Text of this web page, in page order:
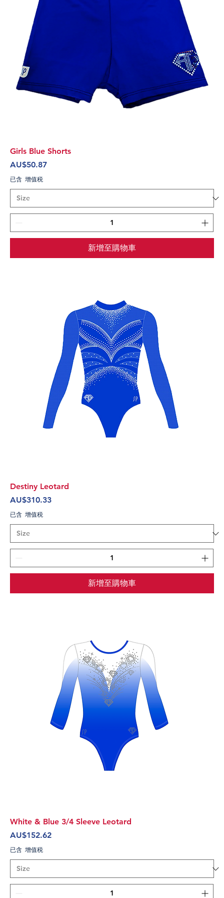
Girls Blue Shorts
價格
AU$50.87
已含 增值税
新增至購物車
Destiny Leotard
價格
AU$310.33
已含 增值税
新增至購物車
White & Blue 3/4 Sleeve Leotard
價格
AU$152.62
已含 增值税